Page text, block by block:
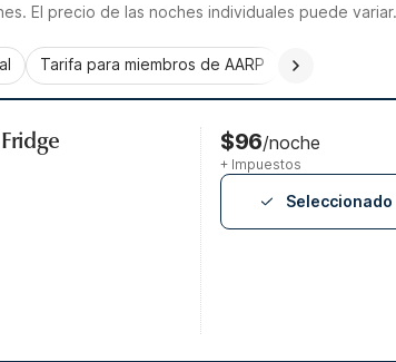
El precio de las noches individuales puede variar.
Tarifa para miembros de AARP
$96/noche
+ Impuestos
Seleccionado